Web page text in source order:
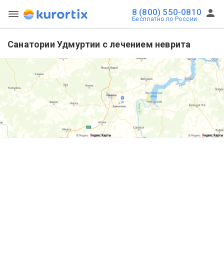
8 (800) 550-0810
Бесплатно по России
Санатории Удмуртии с лечением неврита